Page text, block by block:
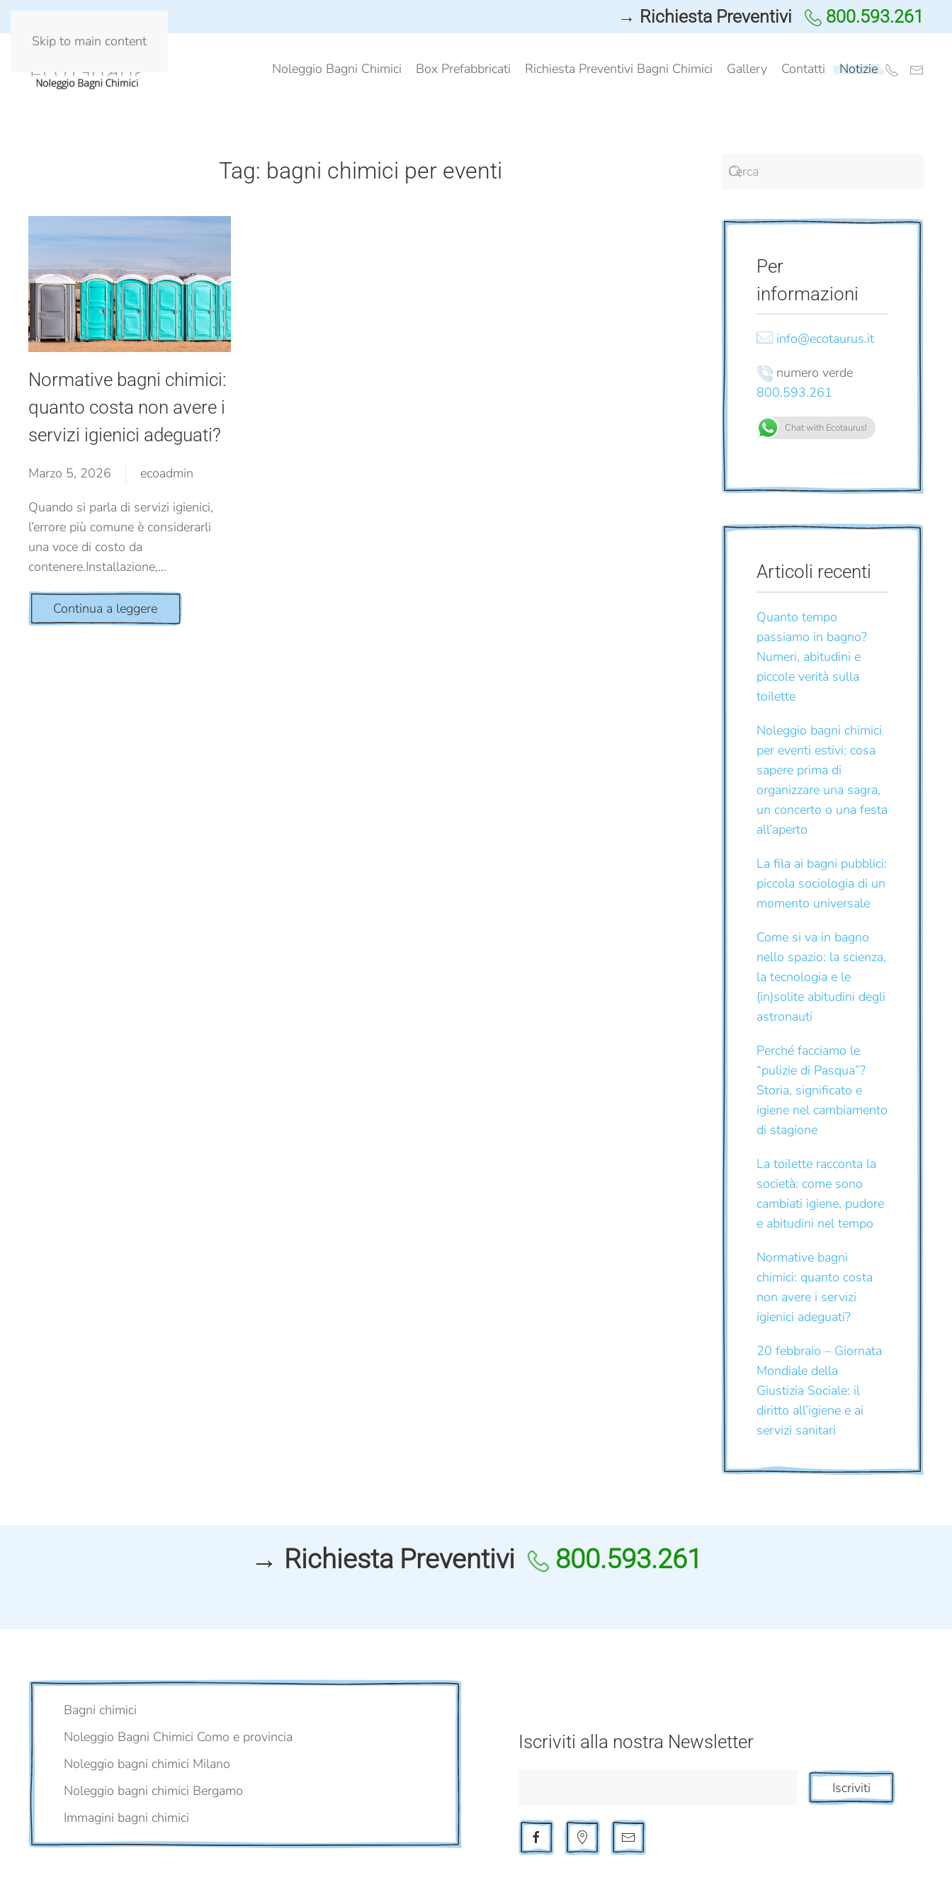
Skip to main content
→ Richiesta Preventivi 800.593.261
Noleggio Bagni Chimici Box Prefabbricati Richiesta Preventivi Bagni Chimici Gallery Contatti Notizie
Tag: bagni chimici per eventi
Normative bagni chimici:
quanto costa non avere i
servizi igienici adeguati?
Marzo 5, 2026
ecoadmin
Quando si parla di servizi igienici,
l’errore più comune è considerarli
una voce di costo da
contenere.Installazione,...
Continua a leggere
Per
informazioni
info@ecotaurus.it
numero verde
800.593.261
Chat with Ecotaurus!
Articoli recenti
Quanto tempo
passiamo in bagno?
Numeri, abitudini e
piccole verità sulla
toilette
Noleggio bagni chimici
per eventi estivi: cosa
sapere prima di
organizzare una sagra,
un concerto o una festa
all’aperto
La fila ai bagni pubblici:
piccola sociologia di un
momento universale
Come si va in bagno
nello spazio: la scienza,
la tecnologia e le
(in)solite abitudini degli
astronauti
Perché facciamo le
“pulizie di Pasqua”?
Storia, significato e
igiene nel cambiamento
di stagione
La toilette racconta la
società: come sono
cambiati igiene, pudore
e abitudini nel tempo
Normative bagni
chimici: quanto costa
non avere i servizi
igienici adeguati?
20 febbraio – Giornata
Mondiale della
Giustizia Sociale: il
diritto all’igiene e ai
servizi sanitari
→ Richiesta Preventivi 800.593.261
Bagni chimici
Noleggio Bagni Chimici Como e provincia
Noleggio bagni chimici Milano
Noleggio bagni chimici Bergamo
Immagini bagni chimici
Iscriviti alla nostra Newsletter
Iscriviti